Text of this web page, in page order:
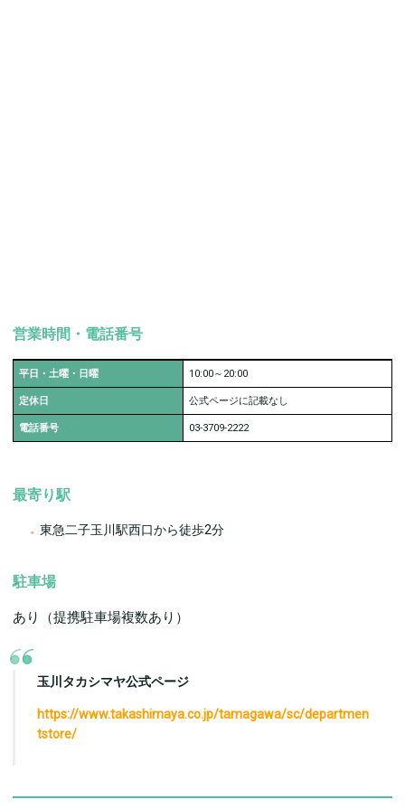
営業時間・電話番号
平日・土曜・日曜 10:00～20:00
定休日 公式ページに記載なし
電話番号 03-3709-2222
最寄り駅
東急二子玉川駅西口から徒歩2分
駐車場
あり（提携駐車場複数あり）
玉川タカシマヤ公式ページ
https://www.takashimaya.co.jp/tamagawa/sc/departmen
tstore/